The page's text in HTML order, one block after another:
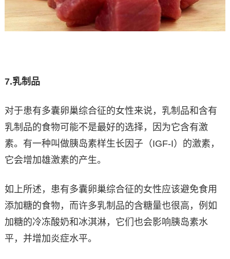
7.乳制品
对于患有多囊卵巢综合征的女性来说，乳制品和含有
乳制品的食物可能不是最好的选择，因为它含有激
素。有一种叫做胰岛素样生长因子（IGF-I）的激素，
它会增加雄激素的产生。
如上所述，患有多囊卵巢综合征的女性应该避免食用
添加糖的食物，而许多乳制品的含糖量也很高，例如
加糖的冷冻酸奶和冰淇淋，它们也会影响胰岛素水
平，并增加炎症水平。